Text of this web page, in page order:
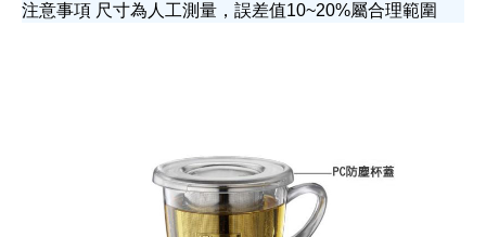
注意事項 尺寸為人工測量，誤差值10~20%屬合理範圍